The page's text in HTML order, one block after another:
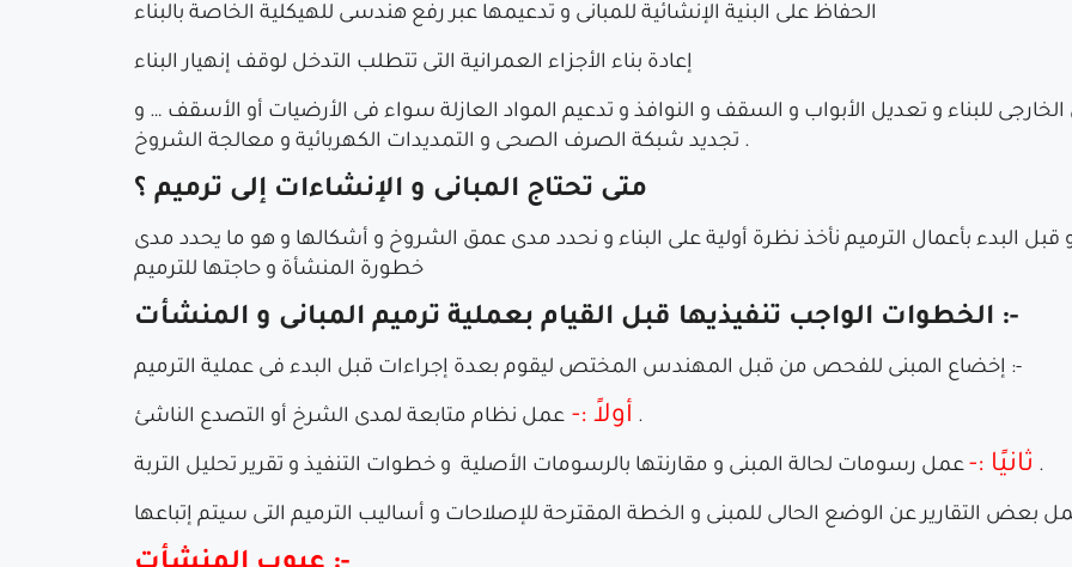
إعادة بناء الأجزاء العمرانية التى تتطلب التدخل لوقف إنهيار البناء
للبناء و تعديل الأبواب و السقف و النوافذ و تدعيم المواد العازلة سواء فى الأرضيات أو الأسقف … و
تجديد شبكة الصرف الصحى و التمديدات الكهربائية و معالجة الشروخ .
متى تحتاج المبانى و الإنشاءات إلى ترميم ؟
و قبل البدء بأعمال الترميم نأخذ نظرة أولية على البناء و نحدد مدى عمق الشروخ و أشكالها و هو ما يحدد مدى
خطورة المنشأة و حاجتها للترميم
الخطوات الواجب تنفيذيها قبل القيام بعملية ترميم المبانى و المنشأت :-
إخضاع المبنى للفحص من قبل المهندس المختص ليقوم بعدة إجراءات قبل البدء فى عملية الترميم :-
أولاً :- عمل نظام متابعة لمدى الشرخ أو التصدع الناشئ .
ثانيًا :- عمل رسومات لحالة المبنى و مقارنتها بالرسومات الأصلية و خطوات التنفيذ و تقرير تحليل التربة .